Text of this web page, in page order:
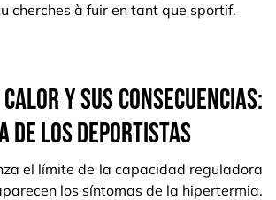
cherches à fuir en tant que sportif.
y sus consecuencias:
de los deportistas
el límite de la capacidad reguladora
los síntomas de la hipertermia.